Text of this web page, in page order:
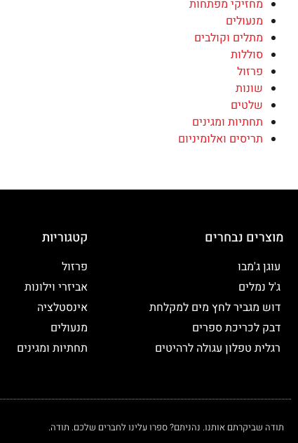
מחזיקי מפתחות
מנעולים
מתלים וקולבים
סוללות
פרזול
שונות
שלטים
תחתיות ומגינים
תריסים ואלומיניום
מוצרים נבחרים
עוגן ג'מבו
ג'ל נמלים
דוש מגביר לחץ מים למקלחת
דבק לכריכת ספרים
רגלית טפלון עגולה לרהיטים
קטגוריות
פרזול
אביזרי וילונות
אינסטלציה
מנעולים
תחתיות ומגינים
תודה שביקרתם אותנו. נהניתם? ספרו עלינו לחברים שלכם. תודה.